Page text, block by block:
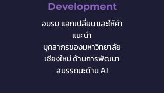
Development
อบรม แลกเปลี่ยนและให้คำ
แนะนำ
บุคลากรของมหาวิทยาลัย
เชียงใหม่ ด้านการพัฒนา
สมรรถนะด้าน AI